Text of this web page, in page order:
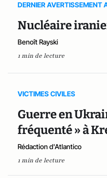
DERNIER AVERTISSEMENT
Nucléaire
Benoît Rayski
1 min de lecture
VICTIMES CIVILES
Guerre en
fréquenté » à
Rédaction d'Atlantico
1 min de lecture